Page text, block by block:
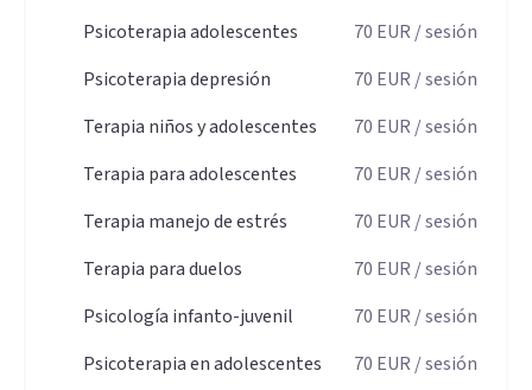
trastornos obsesivos, adicciones, fobias y miedos,
trastornos del sueño, baja autoestima, dificultad para
identidad, duelos y conflictos de pareja.
Atiendo de forma presencial y también realizó consultas
Aptitudes
TERAPIA DE PARA ADULTOS: el tratamiento está dirigido a
malestar y síntomas que presenta la persona que consulta.
Psicoterapia adolescentes
70 EUR / sesión
Psicoterapia depresión
70 EUR / sesión
Terapia niños y adolescentes
70 EUR / sesión
Terapia para adolescentes
70 EUR / sesión
Terapia manejo de estrés
70 EUR / sesión
Terapia para duelos
70 EUR / sesión
Psicología infanto-juvenil
70 EUR / sesión
Psicoterapia en adolescentes
70 EUR / sesión